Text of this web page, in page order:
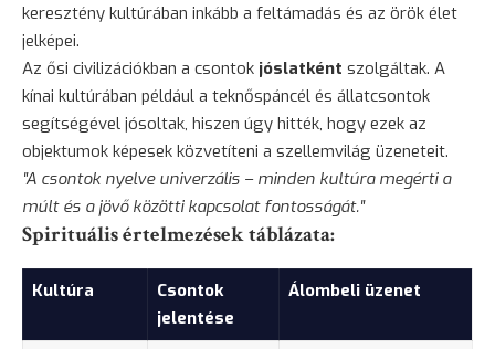
keresztény kultúrában inkább a feltámadás és az örök élet
jelképei.
Az ősi civilizációkban a csontok jóslatként szolgáltak. A
kínai kultúrában például a teknőspáncél és állatcsontok
segítségével jósoltak, hiszen úgy hitték, hogy ezek az
objektumok képesek közvetíteni a szellemvilág üzeneteit.
"A csontok nyelve univerzális – minden kultúra megérti a
múlt és a jövő közötti kapcsolat fontosságát."
Spirituális értelmezések táblázata:
Kultúra
Csontok
jelentése
Álombeli üzenet